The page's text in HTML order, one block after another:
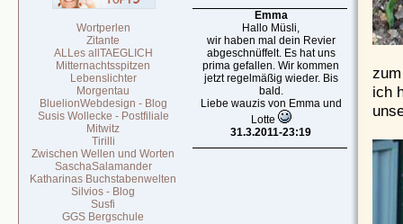
Wortperlen
Zitante
ALLes allTAEGLICH
Mitternachtsspitzen
Lebenslichter
Morgentau
BluelionWebdesign - Blog
Susis Wollecke - Postfiliale
Mitwitz
Tirilli
Zwischen Wellen und Worten
SaschaSalamander
Katharinas Buchstabenwelten
Silvios - Blog
Susfi
GGS Bergschule
Emma
Hallo Müsli,
wir haben mal dein Revier
abgeschnüffelt. Es hat uns
prima gefallen. Wir kommen
jetzt regelmäßig wieder. Bis
bald.
Liebe wauzis von Emma und
Lotte
31.3.2011-23:19
ich